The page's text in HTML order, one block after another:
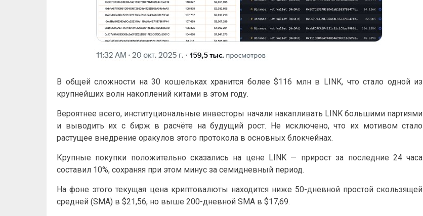
В общей сложности на 30 кошельках хранится более $116 млн в LINK, что стало одной из
крупнейших волн накоплений китами в этом году.
Вероятнее всего, институциональные инвесторы начали накапливать LINK большими партиями
и выводить их с бирж в расчёте на будущий рост. Не исключено, что их мотивом стало
растущее внедрение оракулов этого протокола в основных блокчейнах.
Крупные покупки положительно сказались на цене LINK — прирост за последние 24 часа
составил 10%, сохраняя при этом минус за семидневный период.
На фоне этого текущая цена криптовалюты находится ниже 50-дневной простой скользящей
средней (SMA) в $21,56, но выше 200-дневной SMA в $17,69.